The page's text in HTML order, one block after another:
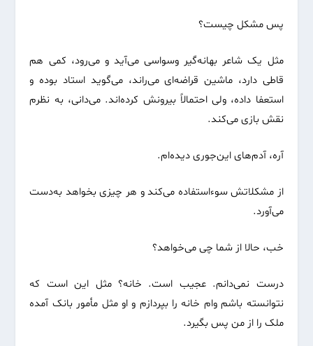
پس مشکل چیست؟
مثل یک شاعر بهانه‌گیر وسواسی می‌آید و می‌رود، کمی هم
قاطی دارد، ماشین قراضه‌ای می‌راند، می‌گوید استاد بوده و
استعفا داده، ولی احتمالاً بیرونش کرده‌اند. می‌دانی، به نظرم
نقش بازی می‌کند.
آره، آدم‌های این‌جوری دیده‌ام.
از مشکلاتش سوءاستفاده می‌کند و هر چیزی بخواهد به‌دست
می‌آورد.
خب، حالا از شما چی می‌خواهد؟
درست نمی‌دانم. عجیب است. خانه؟ مثل این است که
نتوانسته باشم وام خانه را بپردازم و او مثل مأمور بانک آمده
ملک را از من پس بگیرد.